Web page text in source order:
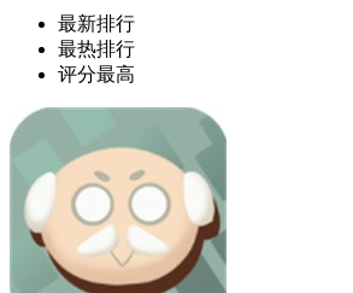
最新排行
最热排行
评分最高